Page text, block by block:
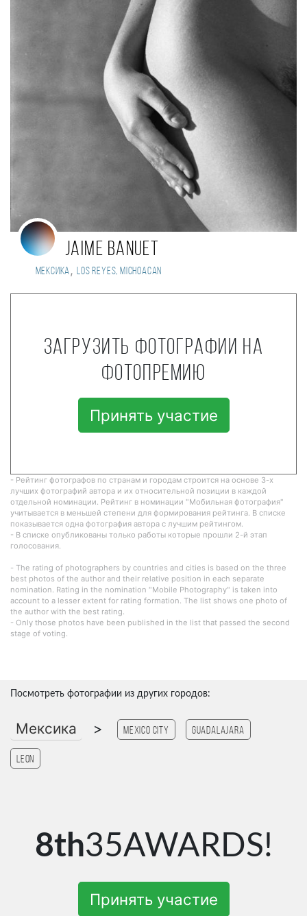
Jaime Banuet
Мексика, Los Reyes, Michoacan
Загрузить фотографии на
фотопремию
Принять участие
- Рейтинг фотографов по странам и городам строится на основе 3-х
лучших фотографий автора и их относительной позиции в каждой
отдельной номинации. Рейтинг в номинации "Мобильная фотография"
учитывается в меньшей степени для формирования рейтинга. В списке
показывается одна фотография автора с лучшим рейтингом.
- В списке опубликованы только работы которые прошли 2-й этап
голосования.
- The rating of photographers by countries and cities is based on the three
best photos of the author and their relative position in each separate
nomination. Rating in the nomination "Mobile Photography" is taken into
account to a lesser extent for rating formation. The list shows one photo of
the author with the best rating.
- Only those photos have been published in the list that passed the second
stage of voting.
Посмотреть фотографии из других городов:
Мексика > Mexico city Guadalajara
Leon
8th35AWARDS!
Принять участие